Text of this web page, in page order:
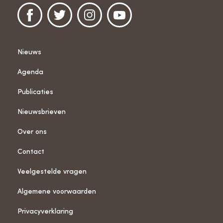
Nieuws
Agenda
Publicaties
Nieuwsbrieven
Over ons
Contact
Veelgestelde vragen
Algemene voorwaarden
Privacyverklaring